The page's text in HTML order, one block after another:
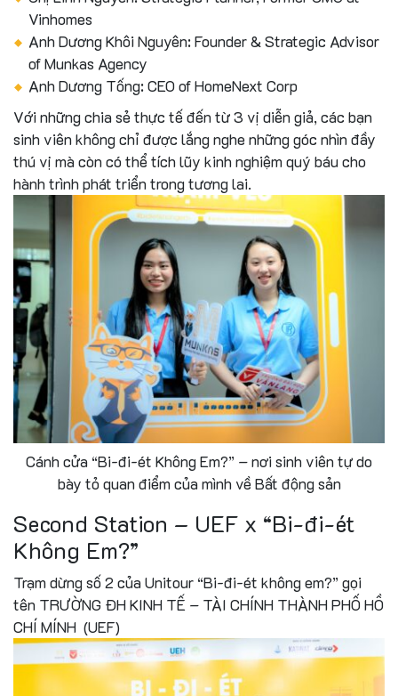
Vinhomes
Anh Dương Khôi Nguyên: Founder & Strategic Advisor
of Munkas Agency
Anh Dương Tống: CEO of HomeNext Corp
Với những chia sẻ thực tế đến từ 3 vị diễn giả, các bạn
sinh viên không chỉ được lắng nghe những góc nhìn đầy
thú vị mà còn có thể tích lũy kinh nghiệm quý báu cho
hành trình phát triển trong tương lai.
Cánh cửa “Bi-đi-ét Không Em?” – nơi sinh viên tự do
bày tỏ quan điểm của mình về Bất động sản
Second Station – UEF x “Bi-đi-ét
Không Em?”
Trạm dừng số 2 của Unitour “Bi-đi-ét không em?” gọi
tên TRƯỜNG ĐH KINH TẾ – TÀI CHÍNH THÀNH PHỐ HỒ
CHÍ MÍNH (UEF)